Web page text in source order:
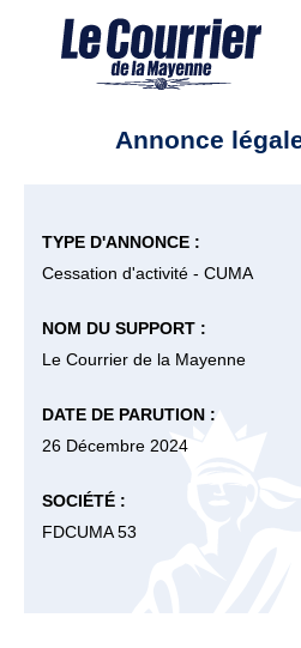
Annonce
TYPE D'ANNONCE :
Cessation d'activité - CUMA
NOM DU SUPPORT :
Le Courrier de la Mayenne
DATE DE PARUTION :
26 Décembre 2024
SOCIÉTÉ :
FDCUMA 53